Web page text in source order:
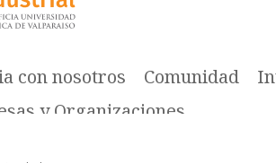
con nosotros Comunidad
y Organizaciones